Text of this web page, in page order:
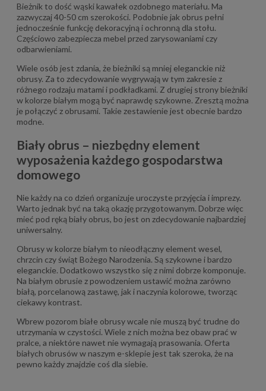
Bieżnik to dość wąski kawałek ozdobnego materiału. Ma
zazwyczaj 40-50 cm szerokości. Podobnie jak obrus pełni
jednocześnie funkcję dekoracyjną i ochronną dla stołu.
Częściowo zabezpiecza mebel przed zarysowaniami czy
odbarwieniami.
Wiele osób jest zdania, że bieżniki są mniej eleganckie niż
obrusy. Za to zdecydowanie wygrywają w tym zakresie z
różnego rodzaju matami i podkładkami. Z drugiej strony bieżniki
w kolorze białym mogą być naprawdę szykowne. Zresztą można
je połączyć z obrusami. Takie zestawienie jest obecnie bardzo
modne.
Biały obrus – niezbędny element
wyposażenia każdego gospodarstwa
domowego
Nie każdy na co dzień organizuje uroczyste przyjęcia i imprezy.
Warto jednak być na taką okazję przygotowanym. Dobrze więc
mieć pod ręką biały obrus, bo jest on zdecydowanie najbardziej
uniwersalny.
Obrusy w kolorze białym to nieodłączny element wesel,
chrzcin czy świąt Bożego Narodzenia. Są szykowne i bardzo
eleganckie. Dodatkowo wszystko się z nimi dobrze komponuje.
Na białym obrusie z powodzeniem ustawić można zarówno
białą, porcelanową zastawę, jak i naczynia kolorowe, tworząc
ciekawy kontrast.
Wbrew pozorom białe obrusy wcale nie muszą być trudne do
utrzymania w czystości. Wiele z nich można bez obaw prać w
pralce, a niektóre nawet nie wymagają prasowania. Oferta
białych obrusów w naszym e-sklepie jest tak szeroka, że na
pewno każdy znajdzie coś dla siebie.